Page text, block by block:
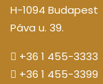
H-1094 Budapest
Páva u. 39.
+36 1 455-3333
+36 1 455-3399